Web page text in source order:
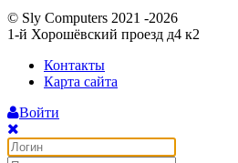
© Sly Computers 2021 -2026
1-й Хорошёвский проезд д4 к2
Контакты
Карта сайта
Войти